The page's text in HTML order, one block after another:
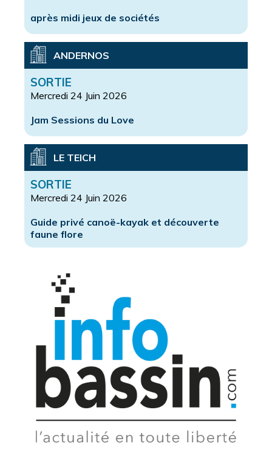
après midi jeux de sociétés
ANDERNOS
SORTIE
Mercredi 24 Juin 2026
Jam Sessions du Love
LE TEICH
SORTIE
Mercredi 24 Juin 2026
Guide privé canoë-kayak et découverte
faune flore